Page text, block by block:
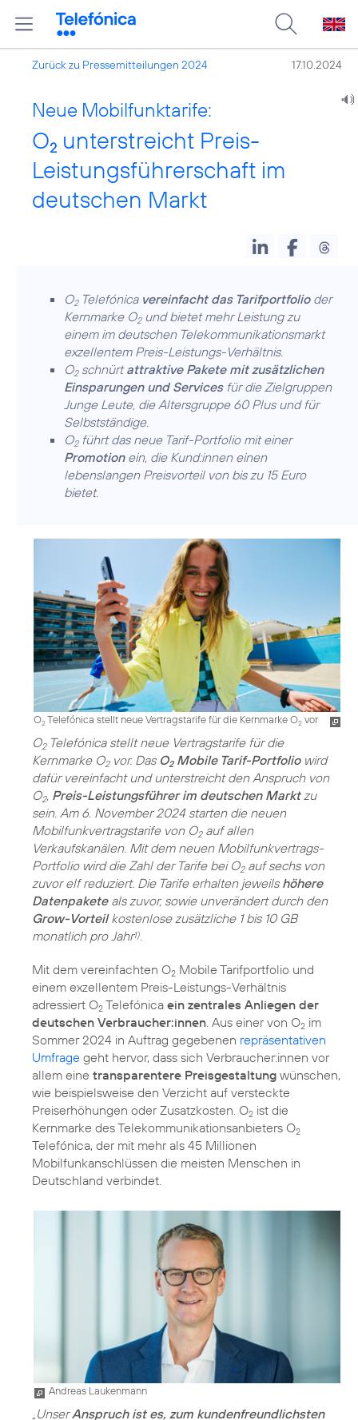
Zurück zu Pressemitteilungen 2024 17.10.2024
Neue Mobilfunktarife:
O2 unterstreicht Preis-
Leistungsführerschaft im
deutschen Markt
O2Telefónica vereinfacht das Tarifportfolioder
Kernmarke O2und bietet mehr Leistung zu
einem im deutschen Telekommunikationsmarkt
exzellentem Preis-Leistungs-Verhältnis.
O2schnürtattraktive Pakete mit zusätzlichen
Einsparungen und Servicesfür die Zielgruppen
Junge Leute, die Altersgruppe 60 Plus und für
Selbstständige.
O2führt das neue Tarif-Portfolio mit einer
Promotionein, die Kund:innen einen
lebenslangen Preisvorteil von bis zu 15 Euro
bietet.
O2Telefónica stellt neue Vertragstarife für die Kernmarke O2 vor
O2Telefónica stellt neue Vertragstarife für die
Kernmarke O2vor. Das O2Mobile Tarif-Portfoliowird
dafür vereinfacht und unterstreicht den Anspruch von
O2, Preis-Leistungsführer im deutschen Marktzu
sein. Am 6. November 2024 starten die neuen
Mobilfunkvertragstarife von O2auf allen
Verkaufskanälen. Mit dem neuen Mobilfunkvertrags-
Portfolio wird die Zahl der Tarife bei O2auf sechs von
zuvor elf reduziert. Die Tarife erhalten jeweils höhere
Datenpaketeals zuvor, sowie unverändert durch den
Grow-Vorteilkostenlose zusätzliche 1 bis 10 GB
monatlich pro Jahr1)
Mit dem vereinfachten O2 Mobile Tarifportfolio und
einem exzellentem Preis-Leistungs-Verhältnis
adressiert O2 Telefónica ein zentrales Anliegen der
deutschen Verbraucher:innen . Aus einer von O2 im
Sommer 2024 in Auftrag gegebenen repräsentativen
Umfrage geht hervor, dass sich Verbraucher:innen vor
allem eine transparentere Preisgestaltung wünschen,
wie beispielsweise den Verzicht auf versteckte
Preiserhöhungen oder Zusatzkosten. O2 ist die
Kernmarke des Telekommunikationsanbieters O2
Telefónica, der mit mehr als 45 Millionen
Mobilfunkanschlüssen die meisten Menschen in
Deutschland verbindet.
Andreas Laukenmann
„UnserAnspruch ist es, zum kundenfreundlichsten